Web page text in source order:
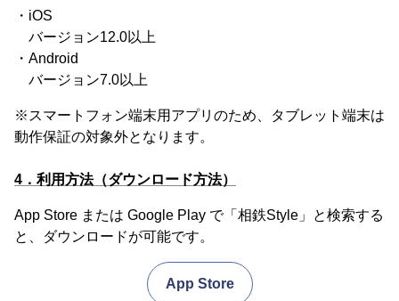
・iOS
バージョン12.0以上
・Android
バージョン7.0以上
※スマートフォン端末用アプリのため、タブレット端末は
動作保証の対象外となります。
4．利用方法（ダウンロード方法）
App Store または Google Play で「相鉄Style」と検索する
と、ダウンロードが可能です。
App Store